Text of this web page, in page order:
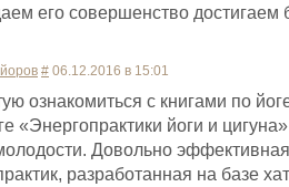
его совершенство достигаем
# 06.12.2016 в 15:01
ознакомиться с книгами по
«Энергопрактики йоги и
Довольно
разработанная на базе